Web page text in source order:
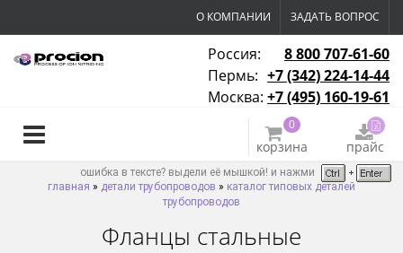
О КОМПАНИИ ЗАДАТЬ ВОПРОС
Россия:
8 800 707-61-60
Пермь: +7 (342) 224-14-44
Москва: +7 (495) 160-19-61
0
корзина прайс
ошибка в тексте? выдели её мышкой! и нажми
главная » детали трубопроводов » каталог типовых деталей
трубопроводов
Фланцы стальные